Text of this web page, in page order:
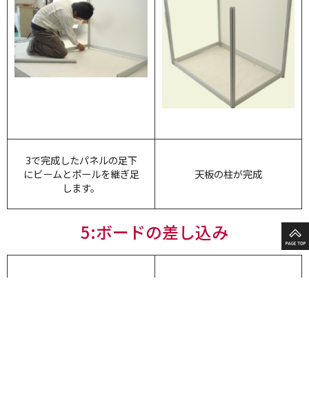
3で完成したパネルの足下
にビームとポールを継ぎ足
します。
天板の柱が完成
5:ボードの差し込み